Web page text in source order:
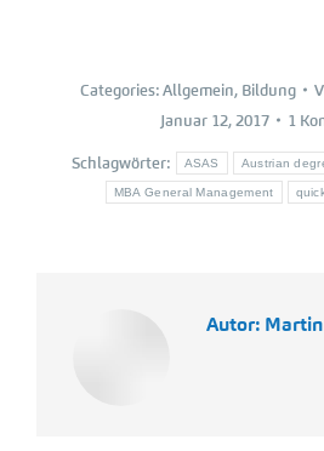
Categories:Allgemein, Bildung
Januar 12, 2017
1
Schlagwörter: ASAS Austrian
MBA General Management
Autor: